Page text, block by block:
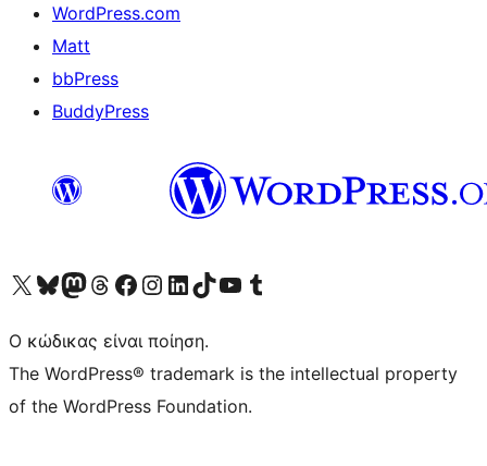
WordPress.com
Matt
bbPress
BuddyPress
Visit our X (formerly Twitter) account
Visit our Bluesky account
Επισκεφθείτε τον λογαριασμό μας στο Mastodon
Visit our Threads account
Επισκεφτείτε τη σελίδα μας στο Facebook
Επισκεφθείτε τον λογαριασμό μας Instagram
Επισκεφθείτε τον λογαριασμό μας LinkedIn
Visit our TikTok account
Visit our YouTube channel
Visit our Tumblr account
Ο κώδικας είναι ποίηση.
The WordPress® trademark is the intellectual property
of the WordPress Foundation.